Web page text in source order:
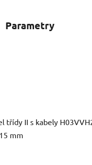
Parametry
třídy II s kabely
mm